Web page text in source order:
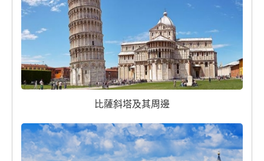
比薩斜塔及其周邊